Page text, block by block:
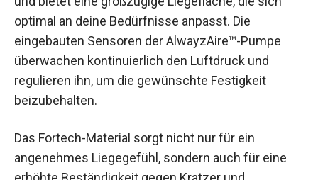
Die Luftmatratze ist für zwei Personen ausgelegt
und bietet eine großzügige Liegefläche, die sich
optimal an deine Bedürfnisse anpasst. Die
eingebauten Sensoren der AlwayzAire™-Pumpe
überwachen kontinuierlich den Luftdruck und
beizubehalten.